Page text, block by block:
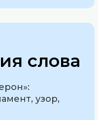
слова
узор,